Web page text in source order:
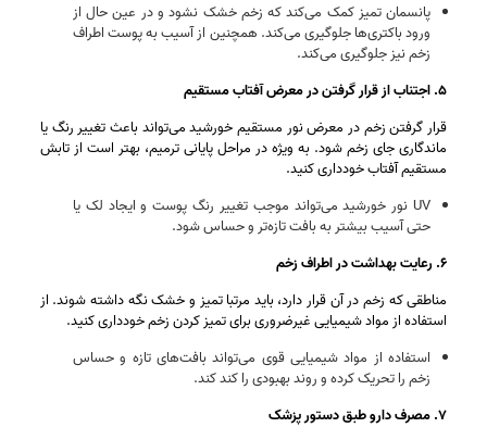
پانسمان تمیز کمک می‌کند که زخم خشک نشود و در عین حال از
ورود باکتری‌ها جلوگیری می‌کند. همچنین از آسیب به پوست اطراف
زخم نیز جلوگیری می‌کند.
۵. اجتناب از قرار گرفتن در معرض آفتاب مستقیم
قرار گرفتن زخم در معرض نور مستقیم خورشید می‌تواند باعث تغییر رنگ یا
ماندگاری جای زخم شود. به‌ ویژه در مراحل پایانی ترمیم، بهتر است از تابش
مستقیم آفتاب خودداری کنید.
UV نور خورشید می‌تواند موجب تغییر رنگ پوست و ایجاد لک یا
حتی آسیب بیشتر به بافت تازه‌تر و حساس شود.
۶. رعایت بهداشت در اطراف زخم
مناطقی که زخم در آن قرار دارد، باید مرتبا تمیز و خشک نگه داشته شوند. از
استفاده از مواد شیمیایی غیرضروری برای تمیز کردن زخم خودداری کنید.
استفاده از مواد شیمیایی قوی می‌تواند بافت‌های تازه و حساس
زخم را تحریک کرده و روند بهبودی را کند کند.
۷. مصرف دارو طبق دستور پزشک